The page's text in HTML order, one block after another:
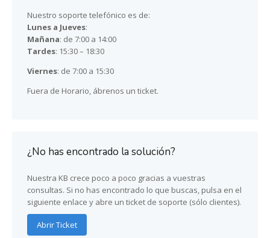
Nuestro soporte telefónico es de:
Lunes a Jueves:
Mañana: de 7:00 a 14:00
Tardes: 15:30 – 18:30
Viernes: de 7:00 a 15:30
Fuera de Horario, ábrenos un ticket.
¿No has encontrado la solución?
Nuestra KB crece poco a poco gracias a vuestras
consultas. Si no has encontrado lo que buscas, pulsa en el
siguiente enlace y abre un ticket de soporte (sólo clientes).
Abrir Ticket